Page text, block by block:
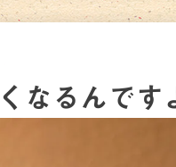
なるんで